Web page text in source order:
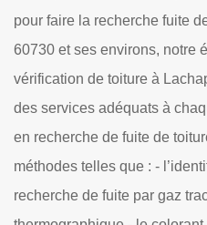
toiture sont très
réaliser pour prévenir les
niveau de la partie
travaux sont nécessaires
terme. Les dégradations
rapidement et cela va
plus coûteuses à
travaux et il est à noter